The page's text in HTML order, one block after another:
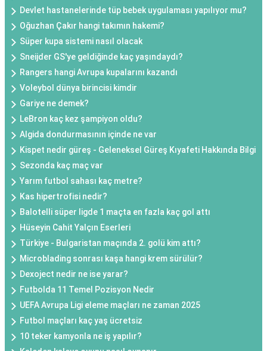
Devlet hastanelerinde tüp bebek uygulaması yapılıyor mu?
Oğuzhan Çakır hangi takımın hakemi?
Süper kupa sistemi nasıl olacak
Sneijder GS'ye geldiğinde kaç yaşındaydı?
Rangers hangi Avrupa kupalarını kazandı
Voleybol dünya birincisi kimdir
Gariye ne demek?
LeBron kaç kez şampiyon oldu?
Algida dondurmasının içinde ne var
Kispet nedir güreş - Geleneksel Güreş Kıyafeti Hakkında Bilgi
Sezonda kaç maç var
Yarım futbol sahası kaç metre?
Kas hipertrofisi nedir?
Balotelli süper ligde 1 maçta en fazla kaç gol attı
Hüseyin Cahit Yalçın Eserleri
Türkiye - Bulgaristan maçında 2. golü kim attı?
Microblading sonrası kaşa hangi krem sürülür?
Dexoject nedir ne ise yarar?
Futbolda 11 Temel Pozisyon Nedir
UEFA Avrupa Ligi eleme maçları ne zaman 2025
Futbol maçları kaç yaş ücretsiz
10 teker kamyonla ne iş yapılır?